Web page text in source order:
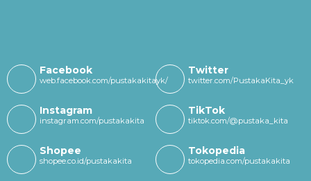
Facebook
web.facebook.com/pustakakitayk/
Twitter
twitter.com/PustakaKita_yk
Instagram
instagram.com/pustakakita
TikTok
tiktok.com/@pustaka_kita
Shopee
shopee.co.id/pustakakita
Tokopedia
tokopedia.com/pustakakita